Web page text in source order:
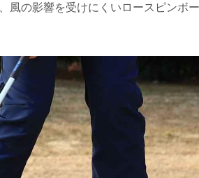
風の影響を受けにくいロースピンボ